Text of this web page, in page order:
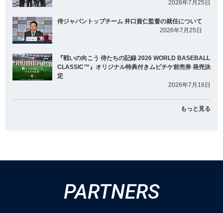
2026年7月25日
侍ジャパントップチーム 井口資仁監督の就任について
2026年7月25日
『戦いの向こう 侍たちの記録 2026 WORLD BASEBALL
CLASSIC™』オリジナル特典付きムビチケ前売券 発売決
定
2026年7月16日
もっと見る
PARTNERS